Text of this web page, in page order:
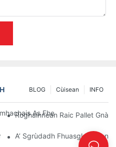
INFO
Cùisean
BLOG
As Fheàrr Airson
Roghainnean Raic Pallet
Raic Pallet: Gluasadan Agus
A’ Sgrùdadh Fhuasglaidhean